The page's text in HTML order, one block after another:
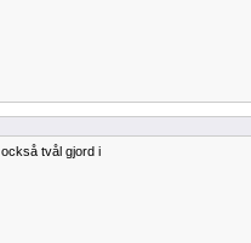
också tvål gjord i